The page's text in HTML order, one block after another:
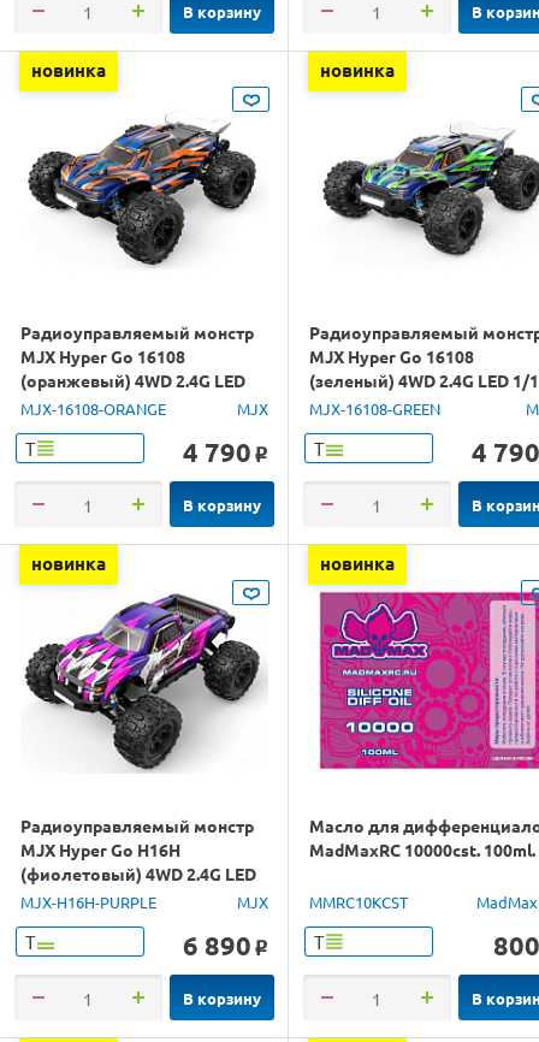
В корзину В
новинка
Радиоуправляемый монстр
MJX Hyper Go 16108
(оранжевый) 4WD 2.4G LED
1/16 RTR
MJX-16108-ORANGE MJX
Т 4 790 o
В корзину
новинка
Радиоуправляемый
MJX Hyper Go 16108
(зеленый) 4WD 2.4G LED 1/
RTR
MJX-16108-GREEN
Т 4 790
В
новинка
Радиоуправляемый монстр
MJX Hyper Go H16H
(фиолетовый) 4WD 2.4G LED
GPS 1/16 RTR
MJX-H16H-PURPLE MJX
Т 6 890 o
В корзину
новинка
Масло для
MadMaxRC 10000cst. 100ml.
MMRC10KCST
Т 800
В